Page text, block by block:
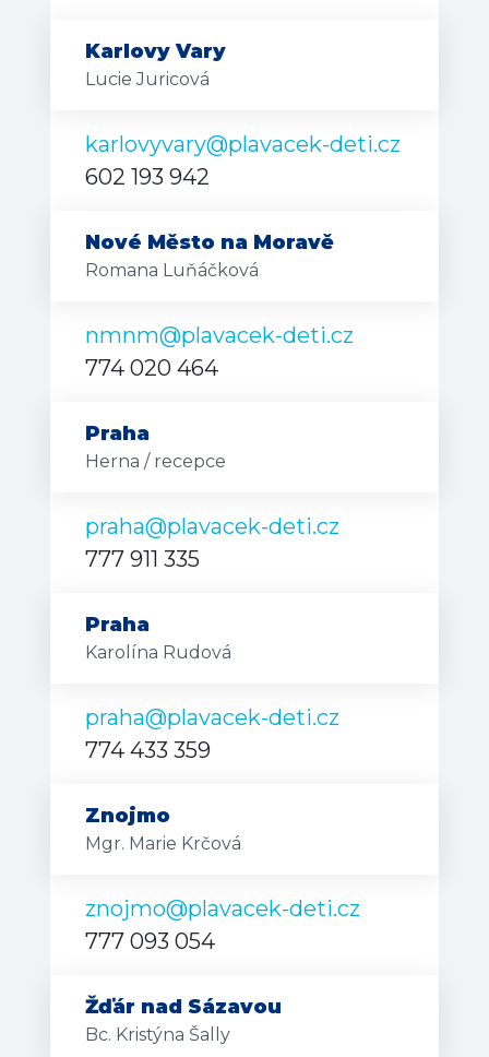
Karlovy Vary
Lucie Juricová
karlovyvary@plavacek-deti.cz
602 193 942
Nové Město na Moravě
Romana Luňáčková
nmnm@plavacek-deti.cz
774 020 464
Praha
Herna / recepce
praha@plavacek-deti.cz
777 911 335
Praha
Karolína Rudová
praha@plavacek-deti.cz
774 433 359
Znojmo
Mgr. Marie Krčová
znojmo@plavacek-deti.cz
777 093 054
Žďár nad Sázavou
Bc. Kristýna Šally